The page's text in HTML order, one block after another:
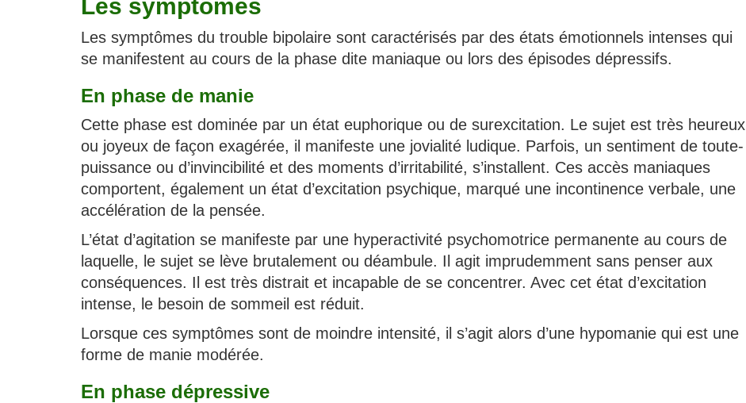
Les symptômes
Les symptômes du trouble bipolaire sont caractérisés par des états émotionnels intenses qui
se manifestent au cours de la phase dite maniaque ou lors des épisodes dépressifs.
En phase de manie
Cette phase est dominée par un état euphorique ou de surexcitation. Le sujet est très heureux
ou joyeux de façon exagérée, il manifeste une jovialité ludique. Parfois, un sentiment de toute-
puissance ou d’invincibilité et des moments d’irritabilité, s’installent. Ces accès maniaques
comportent, également un état d’excitation psychique, marqué une incontinence verbale, une
accélération de la pensée.
L’état d’agitation se manifeste par une hyperactivité psychomotrice permanente au cours de
laquelle, le sujet se lève brutalement ou déambule. Il agit imprudemment sans penser aux
conséquences. Il est très distrait et incapable de se concentrer. Avec cet état d’excitation
intense, le besoin de sommeil est réduit.
Lorsque ces symptômes sont de moindre intensité, il s’agit alors d’une hypomanie qui est une
forme de manie modérée.
En phase dépressive